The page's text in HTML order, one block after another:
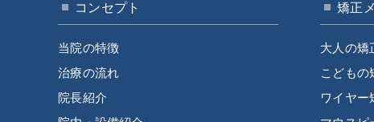
コンセプト
当院の特徴
治療の流れ
院長紹介
矯正
大人の矯
こどもの
ワイヤー